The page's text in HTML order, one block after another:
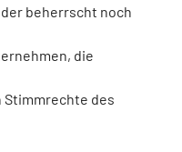
beherrscht noch
die
Stimmrechte des